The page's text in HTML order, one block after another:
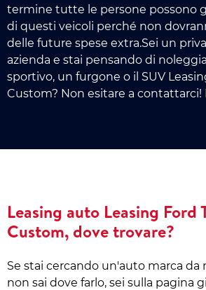
termine tutte le persone possono
di questi veicoli perché non
delle future spese extra.Sei un
azienda e stai pensando di
sportivo, un furgone o il SUV
Custom? Non esitare a
Leasing auto Leasing Ford
Custom, dove trovare?
Se stai cercando un'auto marca da
non sai dove farlo, sei sulla pagina